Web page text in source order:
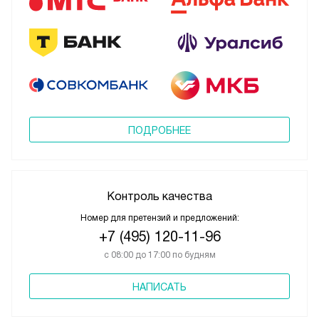
ПОДРОБНЕЕ
Контроль качества
Номер для претензий и предложений:
+7 (495) 120-11-96
с 08:00 до 17:00 по будням
НАПИСАТЬ